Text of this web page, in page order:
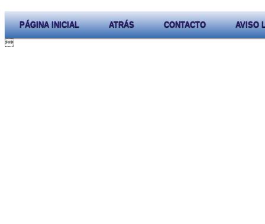
PÁGINA INICIAL ATRÁS CONTACTO AVISO
